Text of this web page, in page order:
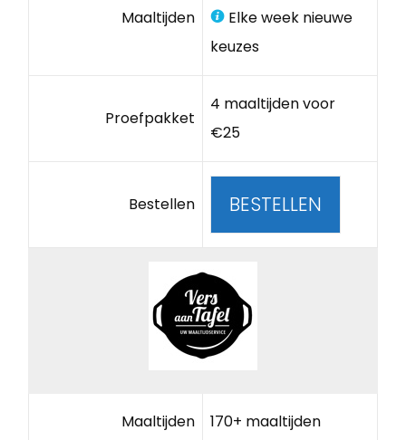
Maaltijden
Elke week nieuwe
keuzes
Proefpakket
4 maaltijden voor
€25
Bestellen BESTELLEN
Maaltijden 170+ maaltijden